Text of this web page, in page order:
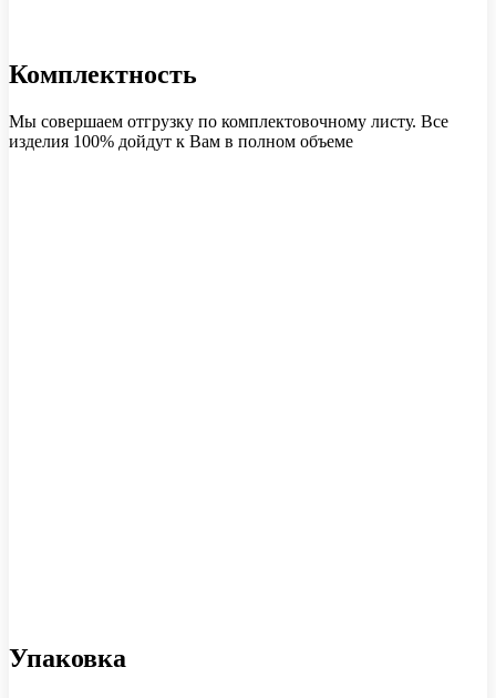
Комплектность
Мы совершаем отгрузку по комплектовочному листу. Все
изделия 100% дойдут к Вам в полном объеме
Упаковка